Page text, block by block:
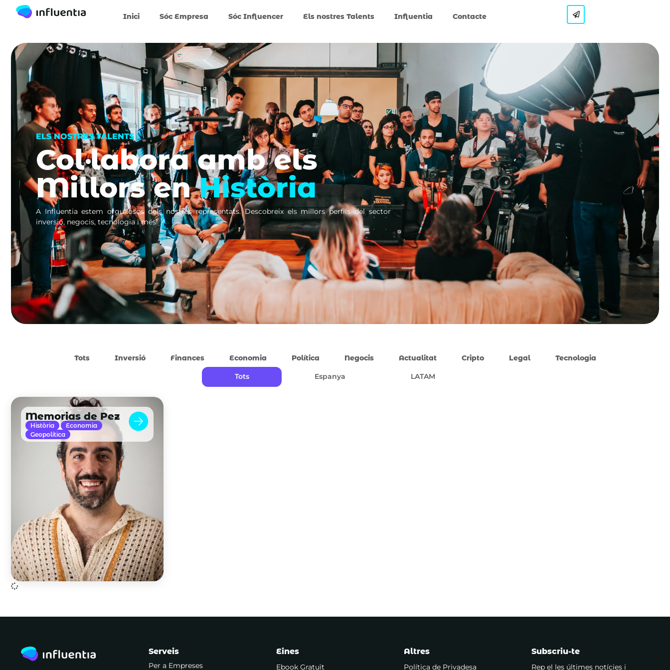
Inici Sóc Empresa Sóc Influencer Els nostres Talents Influentia Contacte
ELS NOSTRES TALENTS
Col·labora amb els
Millors enHistòria
A Influentia estem orgullosos dels nostres representats. Descobreix els millors perfils del sector
inversió, negocis, tecnologia i més!
Tots Inversió Finances Economia Política Negocis Actualitat Cripto Legal Tecnologia
Tots Espanya LATAM
Memorias de Pez
Història
Economia
Geopolítica
Serveis
Per a Empreses
Eines
Ebook Gratuït
Altres
Política de Privadesa
Subscriu-te
Rep el les últimes notícies i